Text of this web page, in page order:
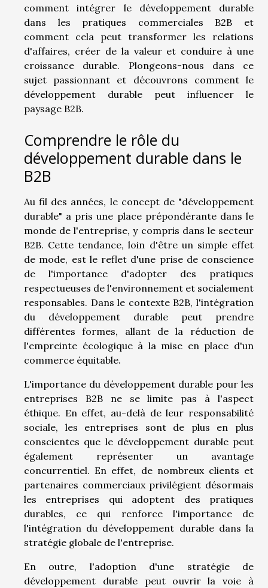
comment intégrer le développement durable
dans les pratiques commerciales B2B et
comment cela peut transformer les relations
d'affaires, créer de la valeur et conduire à une
croissance durable. Plongeons-nous dans ce
sujet passionnant et découvrons comment le
développement durable peut influencer le
paysage B2B.
Comprendre le rôle du
développement durable dans le
B2B
Au fil des années, le concept de "développement
durable" a pris une place prépondérante dans le
monde de l'entreprise, y compris dans le secteur
B2B. Cette tendance, loin d'être un simple effet
de mode, est le reflet d'une prise de conscience
de l'importance d'adopter des pratiques
respectueuses de l'environnement et socialement
responsables. Dans le contexte B2B, l'intégration
du développement durable peut prendre
différentes formes, allant de la réduction de
l'empreinte écologique à la mise en place d'un
commerce équitable.
L'importance du développement durable pour les
entreprises B2B ne se limite pas à l'aspect
éthique. En effet, au-delà de leur responsabilité
sociale, les entreprises sont de plus en plus
conscientes que le développement durable peut
également représenter un avantage
concurrentiel. En effet, de nombreux clients et
partenaires commerciaux privilégient désormais
les entreprises qui adoptent des pratiques
durables, ce qui renforce l'importance de
l'intégration du développement durable dans la
stratégie globale de l'entreprise.
En outre, l'adoption d'une stratégie de
développement durable peut ouvrir la voie à